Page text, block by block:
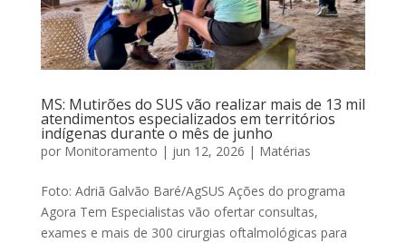
MS: Mutirões do SUS vão realizar mais de 13 mil
atendimentos especializados em territórios
indígenas durante o mês de junho
por Monitoramento | jun 12, 2026 | Matérias
Foto: Adriã Galvão Baré/AgSUS Ações do programa
Agora Tem Especialistas vão ofertar consultas,
exames e mais de 300 cirurgias oftalmológicas para